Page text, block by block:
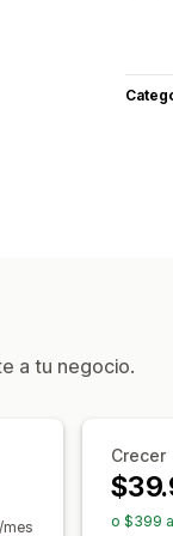
a tu negocio.
Crecer
o $399